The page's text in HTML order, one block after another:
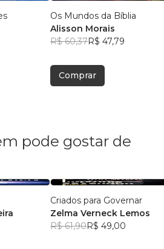
Os Mundos da Bíblia
Alisson Morais
R$ 60,37R$ 47,79
Comprar
pode gostar de
Criados para Governar
Zelma Verneck Lemos
R$ 61,90R$ 49,00